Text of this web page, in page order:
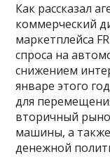
Как рассказал
коммерческий
маркетплейса
спроса на
снижением
январе этого
для
вторичный
машины, а
денежной